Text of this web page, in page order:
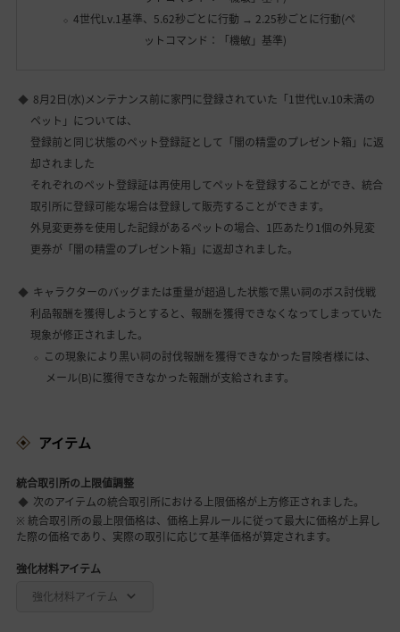
4世代Lv.1基準、5.62秒ごとに行動 → 2.25秒ごとに行動(ペ
ットコマンド：「機敏」基準)
8月2日(水)メンテナンス前に家門に登録されていた「1世代Lv.10未満の
ペット」については、
登録前と同じ状態のペット登録証として「闇の精霊のプレゼント箱」に返
却されました
それぞれのペット登録証は再使用してペットを登録することができ、統合
取引所に登録可能な場合は登録して販売することができます。
外見変更券を使用した記録があるペットの場合、1匹あたり1個の外見変
更券が「闇の精霊のプレゼント箱」に返却されました。
キャラクターのバッグまたは重量が超過した状態で黒い祠のボス討伐戦
利品報酬を獲得しようとすると、報酬を獲得できなくなってしまっていた
現象が修正されました。
この現象により黒い祠の討伐報酬を獲得できなかった冒険者様には、
メール(B)に獲得できなかった報酬が支給されます。
アイテム
統合取引所の上限値調整
次のアイテムの統合取引所における上限価格が上方修正されました。
※ 統合取引所の最上限価格は、価格上昇ルールに従って最大に価格が上昇し
た際の価格であり、実際の取引に応じて基準価格が算定されます。
強化材料アイテム
強化材料アイテム